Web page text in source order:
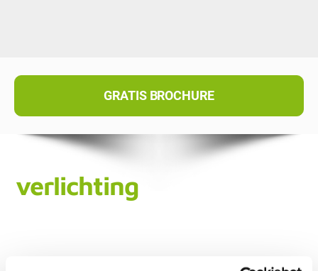
GRATIS BROCHURE
verlichting